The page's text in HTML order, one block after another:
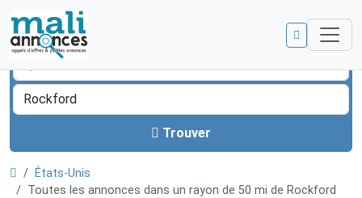
Trouver
États-Unis
Toutes les annonces dans un rayon de 50 mi de Rockford